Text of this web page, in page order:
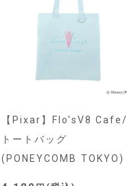
【Pixar】Flo'sV8 Cafe/
トートバッグ
(PONEYCOMB TOKYO)